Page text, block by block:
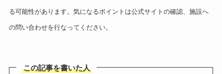
る可能性があります。気になるポイントは公式サイトの確認、施設へ
の問い合わせを行なってください。
この記事を書いた人